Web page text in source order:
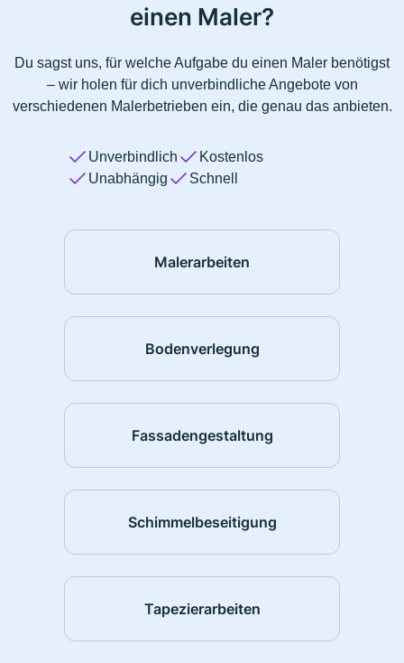
einen Maler?
Du sagst uns, für welche Aufgabe du einen Maler benötigst
– wir holen für dich unverbindliche Angebote von
verschiedenen Malerbetrieben ein, die genau das anbieten.
Unverbindlich
Kostenlos
Unabhängig
Schnell
Malerarbeiten
Bodenverlegung
Fassadengestaltung
Schimmelbeseitigung
Tapezierarbeiten